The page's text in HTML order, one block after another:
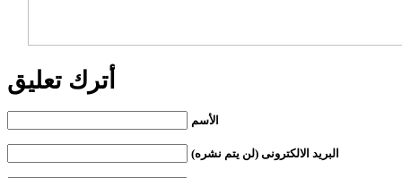
أترك تعليق
الأسم
البريد الالكترونى (لن يتم نشره)